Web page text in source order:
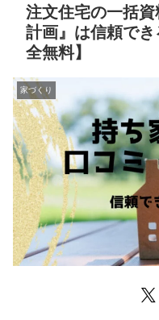
注文住宅の一括
計画』は信頼で
全無料】
家づくり